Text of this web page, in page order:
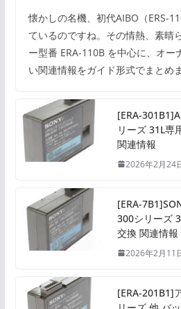
懐かしの名機、初代AIBO（ERS-
ているのですね。その情熱、素晴
ー型番 ERA-110B を中心に、オー
い関連情報をガイド形式でまとめ
[ERA-
リーズ 31L専
関連情報
2026年2月24
[ERA-
300シリーズ
交換 関連情報
2026年2月11
[ERA-201B1]